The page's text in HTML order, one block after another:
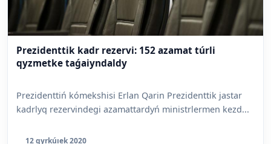
Prezidenttik kadr rezervi: 152 azamat túrli
qyzmetke taǵaiyndaldy
Prezidenttiń kómekshisi Erlan Qarin Prezidenttik jastar
kadrlyq rezervindegi azamattardyń ministrlermen kezd...
12 qyrkúıek 2020